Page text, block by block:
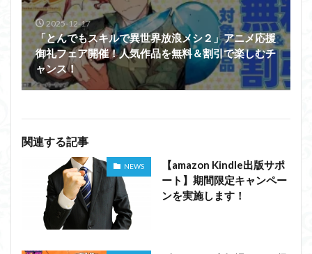
2025-12-17
「とんでもスキルで異世界放浪メシ２」アニメ応援
御礼フェア開催！人気作品を無料＆割引で楽しむチ
ャンス！
関連する記事
NEWS
【amazon Kindle出版サポ
ート】期間限定キャンペー
ンを実施します！